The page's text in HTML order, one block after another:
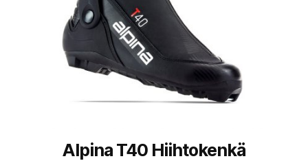
Alpina T40 Hiihtokenkä